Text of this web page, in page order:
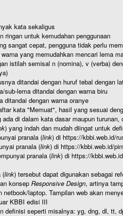
kata sekaligus
ringan untuk kemudahan penggunaan
sangat cepat, pengguna tidak perlu
yang memudahkan mencari lema
istilah semisal n (nomina), v (verba)
ditandai dengan huruf tebal dengan
sub-lema ditandai dengan warna biru
ditandai dengan warna oranye
kata "Memuat", hasil yang sesuai
di dalam kata dasar maupun
) yang indah dan mudah diingat untuk
pranala (link) di https://kbbi.web.id/
pranala (link) di https://kbbi.web.id/
pranala (link) di https://
(link) tersebut dapat digunakan sebagai
konsep Responsive Design, artinya
netbook/laptop. Tampilan web akan
KBBI edisi III
definisi seperti misalnya: yg, dng, dl, tt,